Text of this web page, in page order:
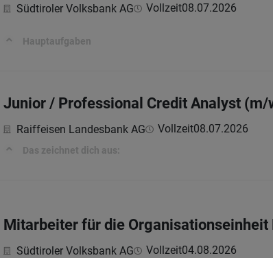
Südtiroler Volksbank AG Vollzeit08.07.2026
Hauptaufgaben
Junior / Professional Credit Analyst (m/
Raiffeisen Landesbank AG Vollzeit08.07.2026
Das zeichnet dich aus:
Mitarbeiter für die
Südtiroler Volksbank AG Vollzeit04.08.2026